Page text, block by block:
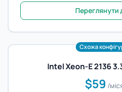
Переглянути
Схожа
Intel Xeon-E 2136
$59 /